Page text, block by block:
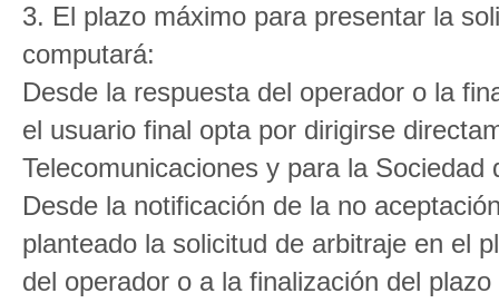
3. El plazo máximo para presentar la
computará:
Desde la respuesta del operador o la
el usuario final opta por dirigirse
Telecomunicaciones y para la Sociedad
Desde la notificación de la no
planteado la solicitud de arbitraje en el
del operador o a la finalización del